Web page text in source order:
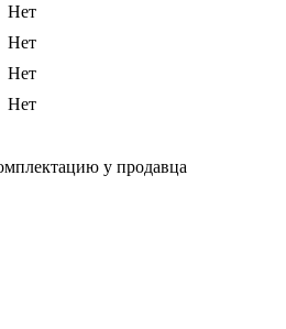
Нет
Нет
Нет
Нет
у продавца